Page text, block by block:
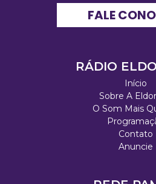
FALE
RÁDIO
Início
Sobre A
O Som Mais
Contato
Anuncie